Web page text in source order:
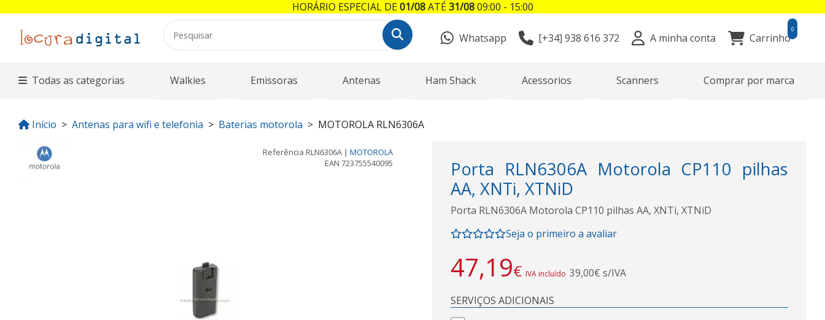
Whatsapp [+34] 938 616 372 A minha conta Carrinho
0
Todas as categorias Walkies Emissoras Antenas Ham Shack Acessorios Scanners Comprar por marca
Início Antenas para wifi e telefonia Baterias motorola MOTOROLA RLN6306A
Referência RLN6306A | MOTOROLA
EAN 723755540095
Porta RLN6306A Motorola CP110 pilhas
AA, XNTi, XTNiD
Porta RLN6306A Motorola CP110 pilhas AA, XNTi, XTNiD
Seja o primeiro a avaliar
47,19€ IVA incluído 39,00€ s/IVA
SERVIÇOS ADICIONAIS
HORÁRIO ESPECIAL DE01/08ATÉ31/0809:00 - 15:00